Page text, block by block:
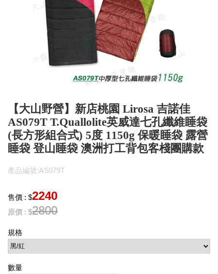
【大山野營】新店桃園 Lirosa 吉諾佳
AS079T T.Quallolite英威達七孔纖維睡袋
(長方形組合式) 5度 1150g 保暖睡袋 露營
睡袋 登山睡袋 澳洲打工背包客棧團購款
產品編號:AS079T
售價 : $2240
原價 : $2800
規格
數量